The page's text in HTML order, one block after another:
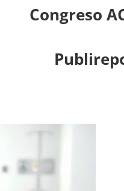
Congreso